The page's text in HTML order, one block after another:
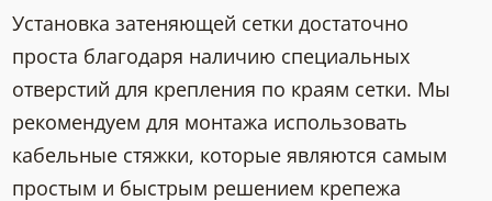
Установка затеняющей сетки достаточно
проста благодаря наличию специальных
отверстий для крепления по краям сетки. Мы
рекомендуем для монтажа использовать
кабельные стяжки, которые являются самым
простым и быстрым решением крепежа